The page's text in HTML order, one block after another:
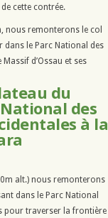
cette contrée.
nous remonterons le col
le Parc National des
Massif d’Ossau et ses
du
des
à la
alt.) nous remonterons
dans le Parc National
pour traverser la frontière